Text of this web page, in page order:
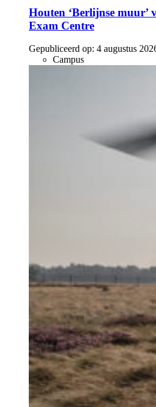
Houten ‘Berlijnse muur’
Exam Centre
Gepubliceerd op: 4 augustus
Campus